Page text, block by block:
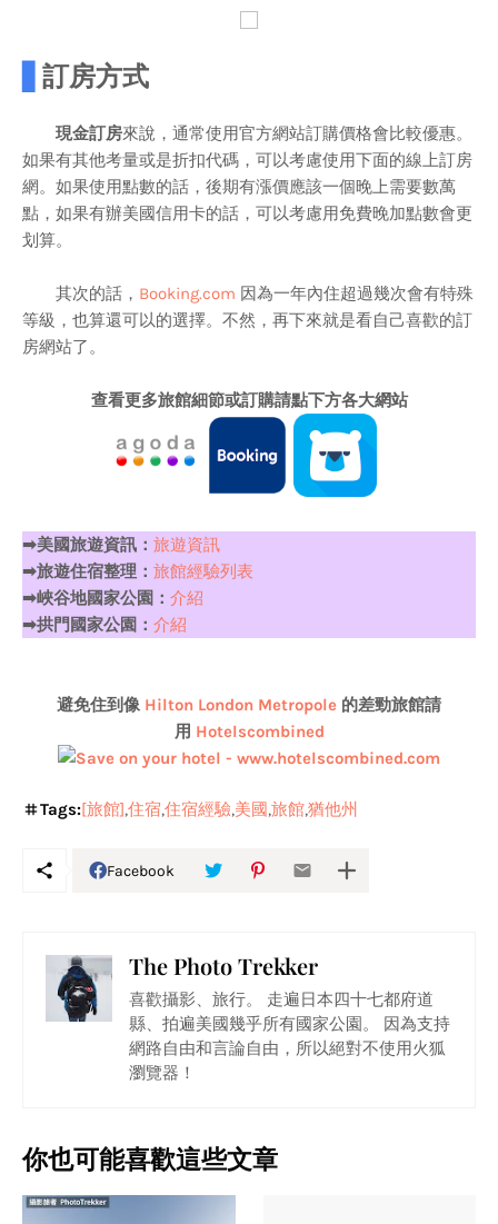
訂房方式
現金訂房來說，通常使用官方網站訂購價格會比較優惠。
如果有其他考量或是折扣代碼，可以考慮使用下面的線上訂房
網。如果使用點數的話，後期有漲價應該一個晚上需要數萬
點，如果有辦美國信用卡的話，可以考慮用免費晚加點數會更
划算。
其次的話， Booking.com 因為一年內住超過幾次會有特殊
等級，也算還可以的選擇。不然，再下來就是看自己喜歡的訂
房網站了。
查看更多旅館細節或訂購請點下方各大網站
➡美國旅遊資訊： 旅遊資訊
➡旅遊住宿整理： 旅館經驗列表
➡峽谷地國家公園： 介紹
➡拱門國家公園： 介紹
避免住到像 Hilton London Metropole 的差勁旅館請
用 Hotelscombined
Tags:[旅館] 住宿 住宿經驗 美國 旅館猶他州
Facebook
The Photo Trekker
喜歡攝影、旅行。 走遍日本四十七都府道
縣、拍遍美國幾乎所有國家公園。 因為支持
網路自由和言論自由，所以絕對不使用火狐
瀏覽器！
你也可能喜歡這些文章